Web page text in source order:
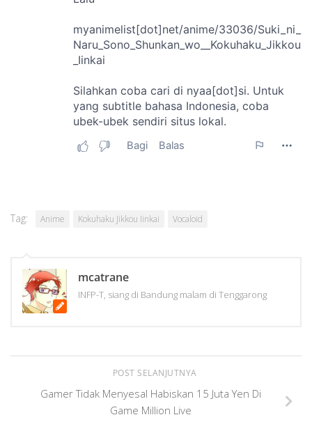
Tag: Anime Kokuhaku Jikkou Iinkai Vocaloid
mcatrane
INFP-T, siang di Bandung malam di Tenggarong
POST SELANJUTNYA
Gamer Tidak Menyesal Habiskan 15 Juta Yen Di
Game Million Live